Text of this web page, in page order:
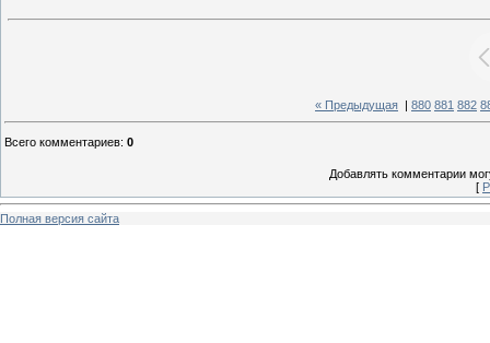
« Предыдущая 880 881 882
Всего комментариев: 0
Добавлять комментарии
[
Полная версия сайта